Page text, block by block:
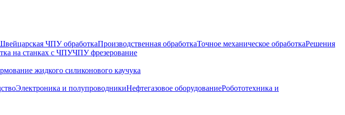
ЧПУ обработкаПроизводственная обработкаТочное механическое обработкаРешения
на станках с ЧПУЧПУ фрезерование
жидкого силиконового каучука
Электроника и полупроводникиНефтегазовое оборудованиеРобототехника и